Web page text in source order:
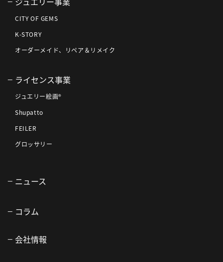
CITY OF GEMS
K-STORY
オーダーメイド、リペア＆リメイク
ライセンス事業
ジュエリー絵画®
Shupatto
FEILER
グロッサリー
ニュース
コラム
会社情報